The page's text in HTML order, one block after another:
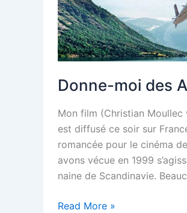
Donne-moi des
Mon film (Christian
est diffusé ce soir sur
romancée pour le cinéma
avons vécue en 1999
naine de Scandinavie.
Read More »